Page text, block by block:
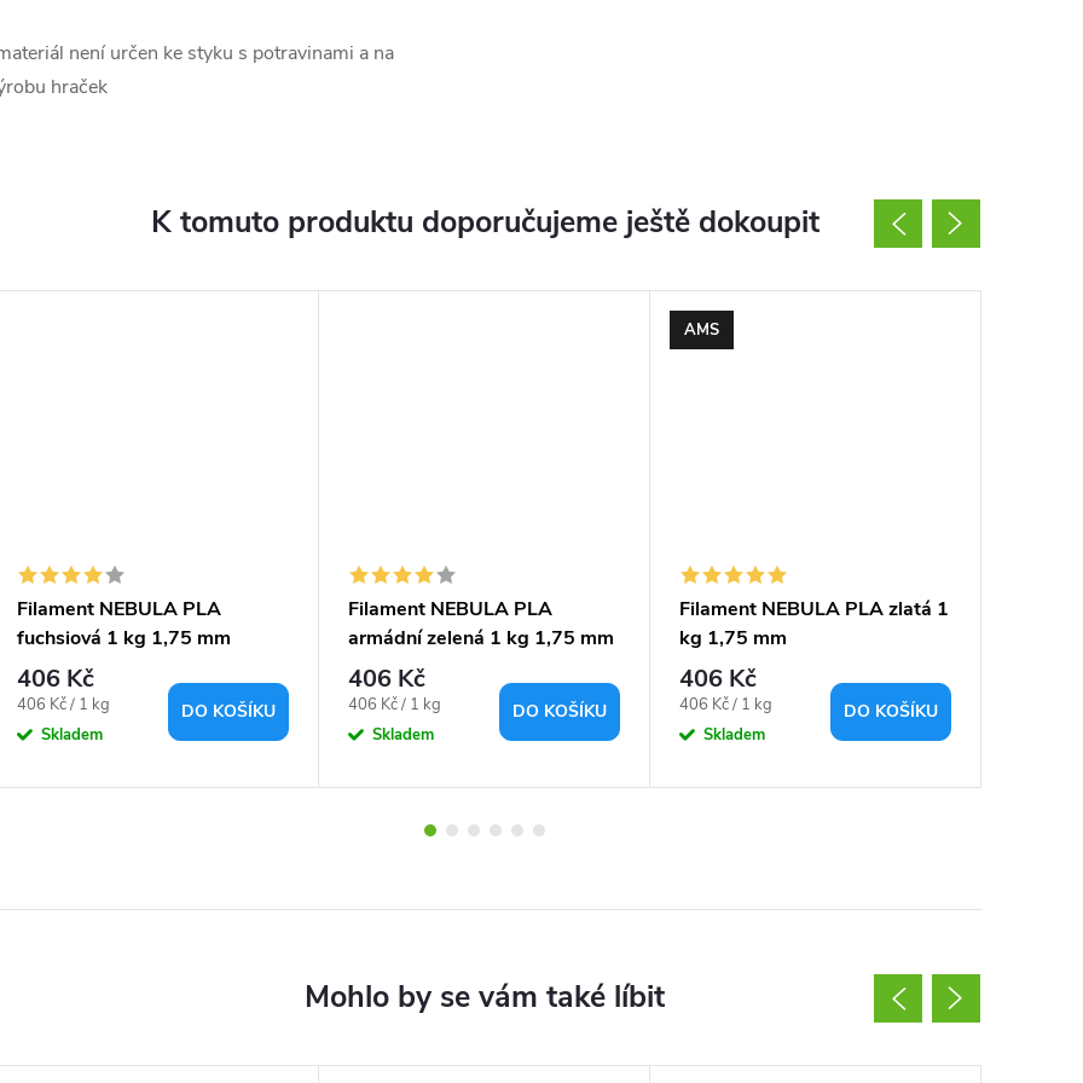
není určen ke styku s potravinami a na
hraček
K tomuto produktu doporučujeme ještě dokoupit
Filament NEBULA PLA
fuchsiová 1 kg 1,75 mm
406 Kč
Měrná
cena:
406 Kč / 1 kg
Skladem
DO KOŠÍKU
Filament NEBULA PLA
armádní zelená 1 kg 1,75 mm
406 Kč
Měrná
cena:
406 Kč / 1 kg
Skladem
DO KOŠÍKU
AMS
Filament NEBULA PLA zlatá 1
kg 1,75 mm
406 Kč
Měrná
cena:
406 Kč / 1 kg
Skladem
DO KOŠÍKU